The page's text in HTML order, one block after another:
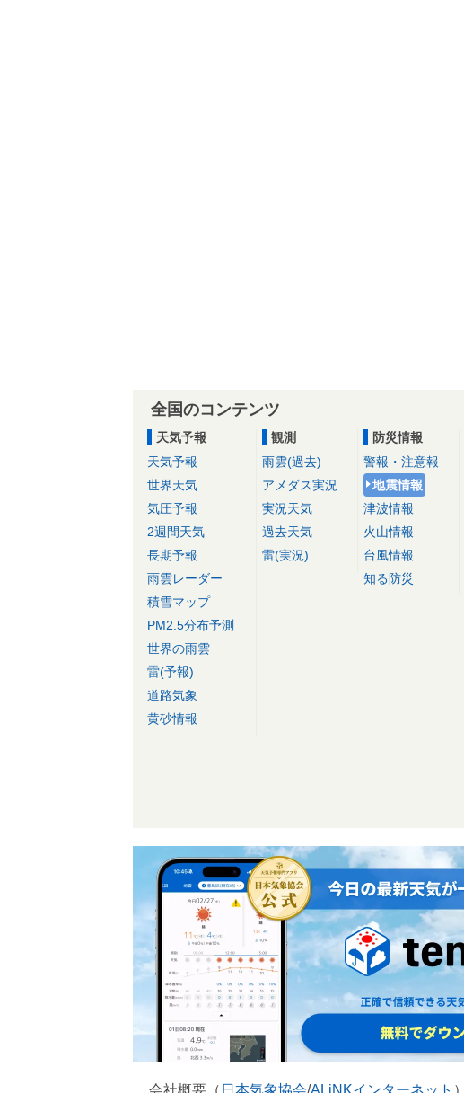
全国のコンテンツ
天気予報
天気予報
世界天気
気圧予報
2週間天気
長期予報
雨雲レーダー
積雪マップ
PM2.5分布予測
世界の雨雲
雷(予報)
道路気象
黄砂情報
観測
雨雲(過去)
アメダス実況
実況天気
過去天気
雷(実況)
防災情報
警報・注意報
地震情報
津波情報
火山情報
台風情報
知る防災
会社概要（ 日本気象協会/ALiNKインターネット ）